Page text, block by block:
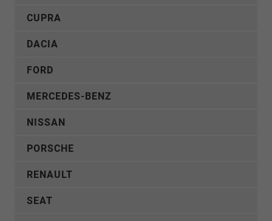
CUPRA
DACIA
FORD
MERCEDES-BENZ
NISSAN
PORSCHE
RENAULT
SEAT